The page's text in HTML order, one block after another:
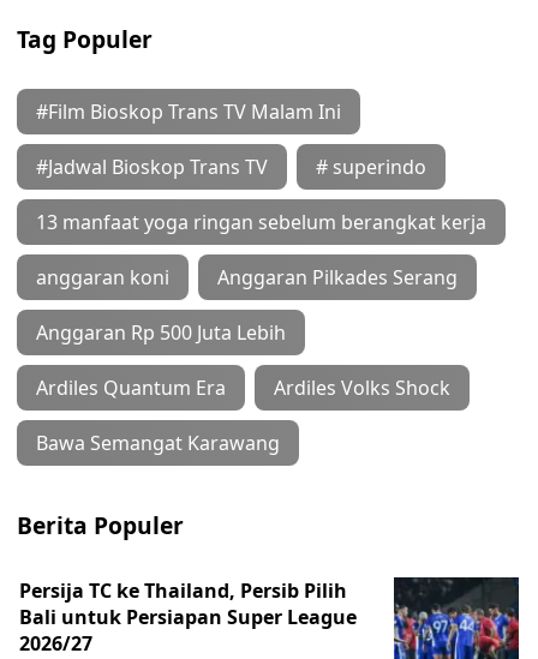
Tag Populer
#Film Bioskop Trans TV Malam Ini
#Jadwal Bioskop Trans TV # superindo
13 manfaat yoga ringan sebelum berangkat kerja
anggaran koni Anggaran Pilkades Serang
Anggaran Rp 500 Juta Lebih
Ardiles Quantum Era Ardiles Volks Shock
Bawa Semangat Karawang
Berita Populer
Persija TC ke Thailand, Persib Pilih
Bali untuk Persiapan Super League
2026/27